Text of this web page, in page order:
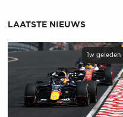
LAATSTE NIEUWS
1w geleden